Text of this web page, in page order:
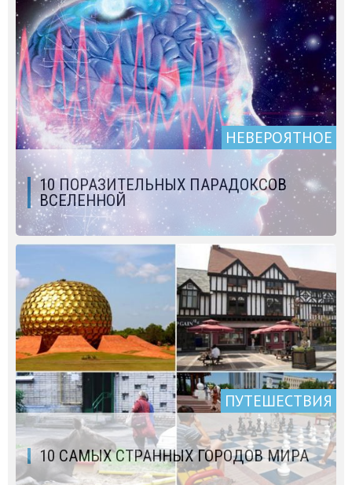
НЕВЕРОЯТНОЕ
10 ПОРАЗИТЕЛЬНЫХ ПАРАДОКСОВ
ВСЕЛЕННОЙ
ПУТЕШЕСТВИЯ
10 САМЫХ СТРАННЫХ ГОРОДОВ МИРА